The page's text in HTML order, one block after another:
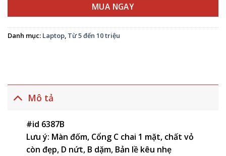
MUA NGAY
Danh mục: Laptop Từ 5 đến 10 triệu
Mô tả
#id 6387B
Lưu ý: Màn đốm, Cổng C chai 1 mặt, chất vỏ
còn đẹp, D nứt, B dặm, Bản lề kêu nhẹ